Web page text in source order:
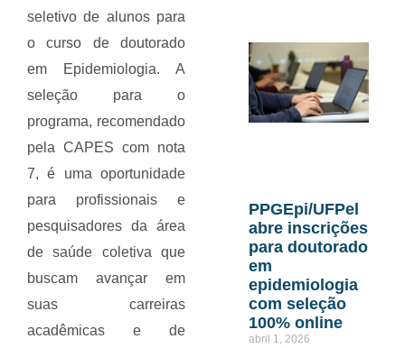
seletivo de alunos para
o curso de doutorado
em Epidemiologia. A
seleção para o
programa, recomendado
pela CAPES com nota
7, é uma oportunidade
para profissionais e
pesquisadores da área
de saúde coletiva que
buscam avançar em
suas carreiras
acadêmicas e de
PPGEpi/UFPel
abre inscrições
para doutorado
em
epidemiologia
com seleção
100% online
abril 1, 2026